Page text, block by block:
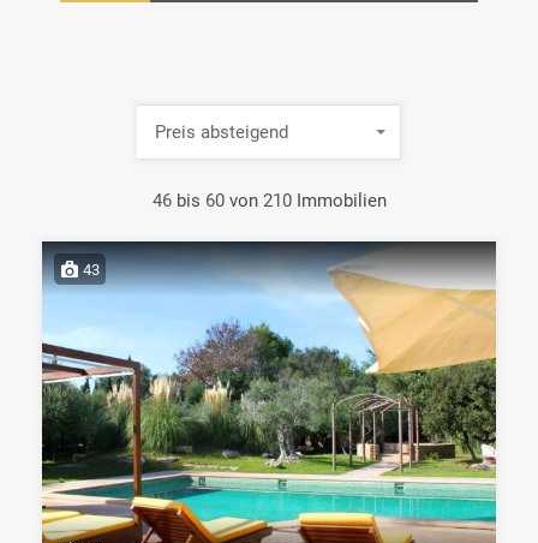
46 bis 60 von 210 Immobilien
Preis absteigend
43